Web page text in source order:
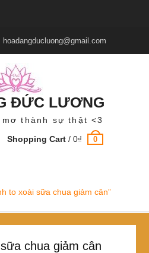
hoadangducluong@gmail.com
ĐỨC LƯƠNG
thành sự thật <3
Shopping Cart /0₫ 0
to xoài sữa chua giảm cân”
chua giảm cân